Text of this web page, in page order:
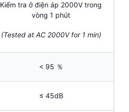
Kiểm tra ở điện áp 2000V trong
vòng 1 phút
(Tested at AC 2000V for 1 min)
< 95 ％
≤ 45dB